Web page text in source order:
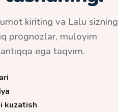
kiriting va Lalu sizning
prognozlar, muloyim
ega taqvim.
kuzatish